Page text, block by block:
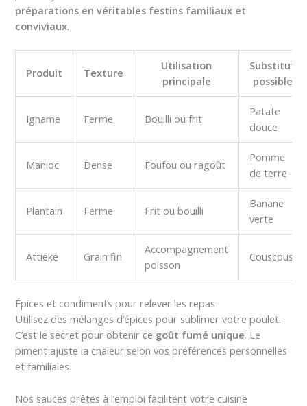
préparations en véritables festins familiaux et
conviviaux.
Produit Texture
Utilisation
principale
Substitut
possible
Igname Ferme Bouilli ou frit
Patate
douce
Manioc Dense Foufou ou ragoût
Pomme
de terre
Plantain Ferme Frit ou bouilli
Banane
verte
Attieke Grain fin
Accompagnement
poisson
Couscous
Épices et condiments pour relever les repas
Utilisez des mélanges d’épices pour sublimer votre poulet.
C’est le secret pour obtenir ce goût fumé unique. Le
piment ajuste la chaleur selon vos préférences personnelles
et familiales.
Nos sauces prêtes à l’emploi facilitent votre cuisine